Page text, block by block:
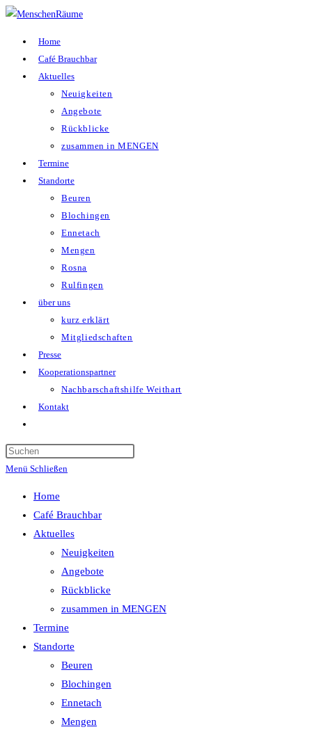
Zum
Home
Café Brauchbar
Aktuelles
Neuigkeiten
Angebote
Rückblicke
zusammen in MENGEN
Termine
Standorte
Beuren
Blochingen
Ennetach
Mengen
Rosna
Rulfingen
über uns
kurz erklärt
Mitgliedschaften
Presse
Kooperationspartner
Nachbarschaftshilfe Weithart
Kontakt
umschalten
Menü Schließen
Home
Café Brauchbar
Aktuelles
Neuigkeiten
Angebote
Rückblicke
zusammen in MENGEN
Termine
Standorte
Beuren
Blochingen
Ennetach
Mengen